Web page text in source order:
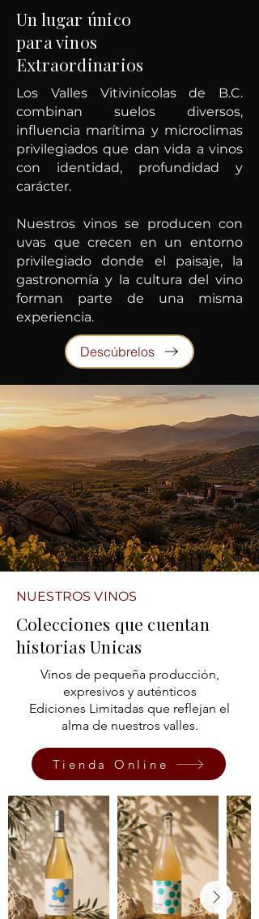
Un lugar único
para vin0s
Extraordinarios
Los Valles Vitivinícolas de B.C.
combinan suelos diversos,
influencia marítima y microclimas
privilegiados que dan vida a vinos
con identidad, profundidad y
carácter.
Nuestros vinos se producen con
uvas que crecen en un entorno
privilegiado donde el paisaje, la
gastronomía y la cultura del vino
forman parte de una misma
experiencia.
Descúbrelos
NUESTROS VINOS
Colecciones que cuentan
historias Unicas
Vinos de pequeña producción,
expresivos y auténticos
Ediciones Limitadas que reflejan el
alma de nuestros valles.
Tienda Online